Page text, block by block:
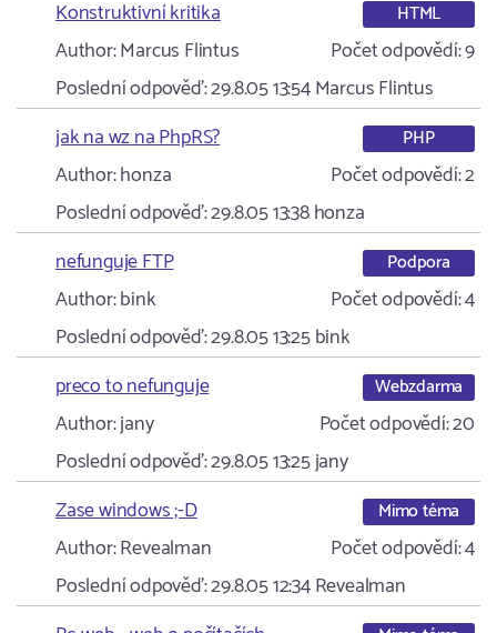
Konstruktivní kritika
HTML
Author:Marcus Flintus Počet odpovědí:9
Poslední odpověď:29.8.05 13:54Marcus Flintus
jak na wz na PhpRS?
PHP
Author:honza Počet odpovědí:2
Poslední odpověď:29.8.05 13:38honza
nefunguje FTP
Podpora
Author:bink Počet odpovědí:4
Poslední odpověď:29.8.05 13:25bink
preco to nefunguje
Webzdarma
Author:jany Počet odpovědí:20
Poslední odpověď:29.8.05 13:25jany
Zase windows ;-D
Mimo téma
Author:Revealman Počet odpovědí:4
Poslední odpověď:29.8.05 12:34Revealman